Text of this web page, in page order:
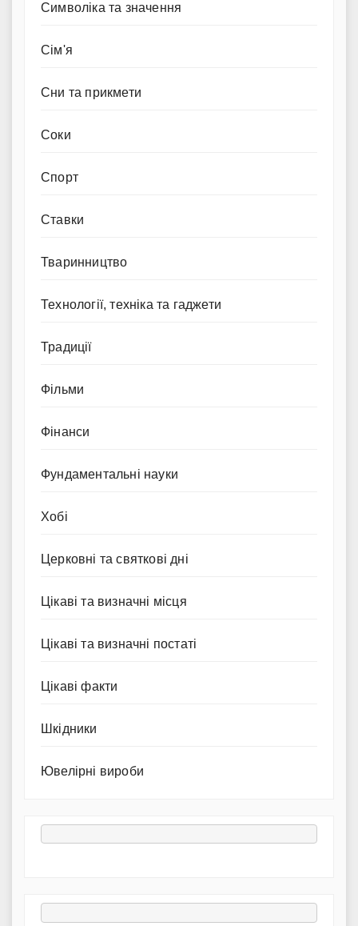
Символіка та значення
Сім'я
Сни та прикмети
Соки
Спорт
Ставки
Тваринництво
Технології, техніка та гаджети
Традиції
Фільми
Фінанси
Фундаментальні науки
Хобі
Церковні та святкові дні
Цікаві та визначні місця
Цікаві та визначні постаті
Цікаві факти
Шкідники
Ювелірні вироби